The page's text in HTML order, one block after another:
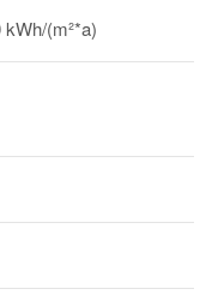
kWh/(m²*a)